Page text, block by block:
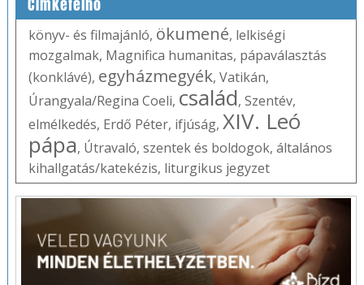
Címkefelhő
könyv- és filmajánló, ökumené, lelkiségi
mozgalmak, Magnifica humanitas, pápaválasztás
(konklávé), egyházmegyék, Vatikán,
Úrangyala/Regina Coeli, család, Szentév,
elmélkedés, Erdő Péter, ifjúság, XIV. Leó
pápa, Útravaló, szentek és boldogok, általános
kihallgatás/katekézis, liturgikus jegyzet